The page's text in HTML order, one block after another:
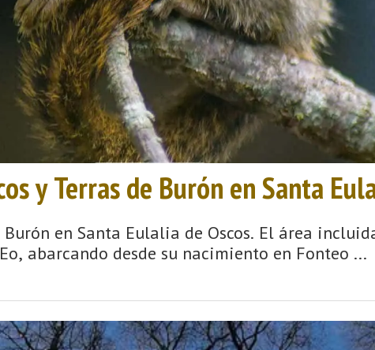
y Terras de Burón en Santa
Burón en Santa Eulalia de Oscos. El área
abarcando desde su nacimiento en Fonteo ...